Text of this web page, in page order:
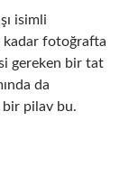
isimli
kadar fotoğrafta
gereken bir tat
da
bir pilav bu.